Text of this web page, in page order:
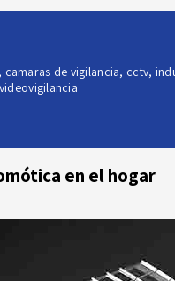
, camaras de vigilancia, cctv,
videovigilancia
en el hogar